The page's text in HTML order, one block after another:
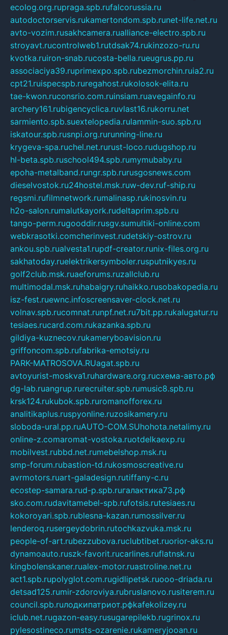
ecolog.org.rupraga.spb.rufalcorussia.ru
autodoctorservis.rukamertondom.spb.runet-life.net.ru
avto-vozim.rusakhcamera.rualliance-electro.spb.ru
stroyavt.rucontrolweb1.rutdsak74.rukinzozo-ru.ru
kvotka.ruiron-snab.rucosta-bella.rueugrus.pp.ru
associaciya39.ruprimexpo.spb.rubezmorchin.ruia2.ru
cpt21.ruispecspb.ruregahost.rukolosok-elita.ru
tae-kwon.ruconsrio.com.ruinsiam.ruavegainfo.ru
archery161.rubigencyclica.ruvlast16.rukorru.net
sarmiento.spb.suextelopedia.rulammin-suo.spb.ru
iskatour.spb.rusnpi.org.rurunning-line.ru
krygeva-spa.ruchel.net.rurust-loco.rudugshop.ru
hl-beta.spb.ruschool494.spb.rumymubaby.ru
epoha-metalband.rungr.spb.rurusgosnews.com
dieselvostok.ru24hostel.msk.ruw-dev.ruf-ship.ru
regsmi.rufilmnetwork.rumalinasp.rukinosvin.ru
h2o-salon.rumalutkayork.rudeltaprim.spb.ru
tango-perm.rugooddir.rusgv.sumultiki-online.com
webkrasotki.comcherinvest.rudetskiy-ostrov.ru
ankou.spb.rualvesta1.rupdf-creator.runix-files.org.ru
sakhatoday.ruelektrikersymboler.rusputnikyes.ru
golf2club.msk.ruaeforums.ruzallclub.ru
multimodal.msk.ruhabaigry.ruhaikko.rusobakopedia.ru
isz-fest.ruewnc.infoscreensaver-clock.net.ru
volnav.spb.rucomnat.runpf.net.ru7bit.pp.rukalugatur.ru
tesiaes.rucard.com.rukazanka.spb.ru
gildiya-kuznecov.rukameryboavision.ru
griffoncom.spb.rufabrika-emotsiy.ru
PARK-MATROSOVA.RUagat.spb.ru
avtoyurist-moskva1.ruhardware.org.ruсхема-авто.рф
dg-lab.ruangrup.rurecruiter.spb.rumusic8.spb.ru
krsk124.rukubok.spb.ruromanofforex.ru
analitikaplus.ruspyonline.ruzosikamery.ru
sloboda-ural.pp.ruAUTO-COM.SUhohota.netalimy.ru
online-z.comaromat-vostoka.ruotdelkaexp.ru
mobilvest.rubbd.net.rumebelshop.msk.ru
smp-forum.rubastion-td.rukosmoscreative.ru
avrmotors.ruart-galadesign.rutiffany-c.ru
ecostep-samara.rud-p.spb.ruгалактика73.рф
sko.com.rudavitamebel-spb.rufotsis.rutesiaes.ru
kokoroyari.spb.rublesna-kazan.rumossilver.ru
lenderoq.rusergeydobrin.rutochkazvuka.msk.ru
people-of-art.rubezzubova.ruclubtibet.ruorior-aks.ru
dynamoauto.ruszk-favorit.rucarlines.ruflatnsk.ru
kingbolenskaner.rualex-motor.ruastroline.net.ru
act1.spb.rupolyglot.com.rugidlipetsk.ruooo-driada.ru
detsad125.rumir-zdoroviya.rubruslanovo.rusiterem.ru
council.spb.ruлодкипатриот.рфkafekolizey.ru
iclub.net.rugazon-easy.rusugarepilekb.rugrinox.ru
pylesostineco.rumsts-ozarenie.rukameryjooan.ru